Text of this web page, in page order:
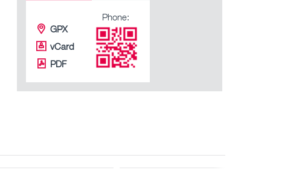
GPX
vCard
PDF
Phone: